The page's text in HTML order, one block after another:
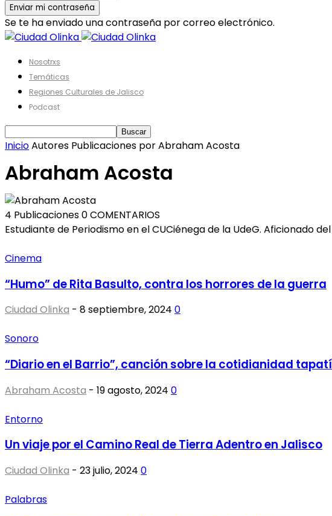
Se te ha enviado una contraseña por correo electrónico.
Nosotrxs
Temáticas
Regiones Culturales de Jalisco
Podcast
InicioAutores Publicaciones por Abraham Acosta
Abraham Acosta
4 Publicaciones0 COMENTARIOS
Estudiante de Periodismo en el CUCiénega de la UdeG. Aficionado
Cinema
“Humo” de Rita Basulto, contra los horrores de la guerra
Ciudad Olinka - 8 septiembre, 2024 0
Sonoro
“Diario en el Barrio”, canción sobre la cotidianidad
Abraham Acosta - 19 agosto, 2024 0
Entorno
Un viaje por el Camino Real de Tierra Adentro en Jalisco
Ciudad Olinka - 23 julio, 2024 0
Palabras